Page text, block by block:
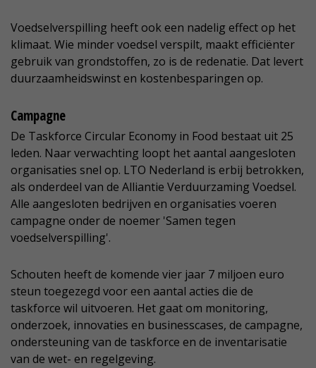
Voedselverspilling heeft ook een nadelig effect op het
klimaat. Wie minder voedsel verspilt, maakt efficiënter
gebruik van grondstoffen, zo is de redenatie. Dat levert
duurzaamheidswinst en kostenbesparingen op.
Campagne
De Taskforce Circular Economy in Food bestaat uit 25
leden. Naar verwachting loopt het aantal aangesloten
organisaties snel op. LTO Nederland is erbij betrokken,
als onderdeel van de Alliantie Verduurzaming Voedsel.
Alle aangesloten bedrijven en organisaties voeren
campagne onder de noemer 'Samen tegen
voedselverspilling'.
Schouten heeft de komende vier jaar 7 miljoen euro
steun toegezegd voor een aantal acties die de
taskforce wil uitvoeren. Het gaat om monitoring,
onderzoek, innovaties en businesscases, de campagne,
ondersteuning van de taskforce en de inventarisatie
van de wet- en regelgeving.